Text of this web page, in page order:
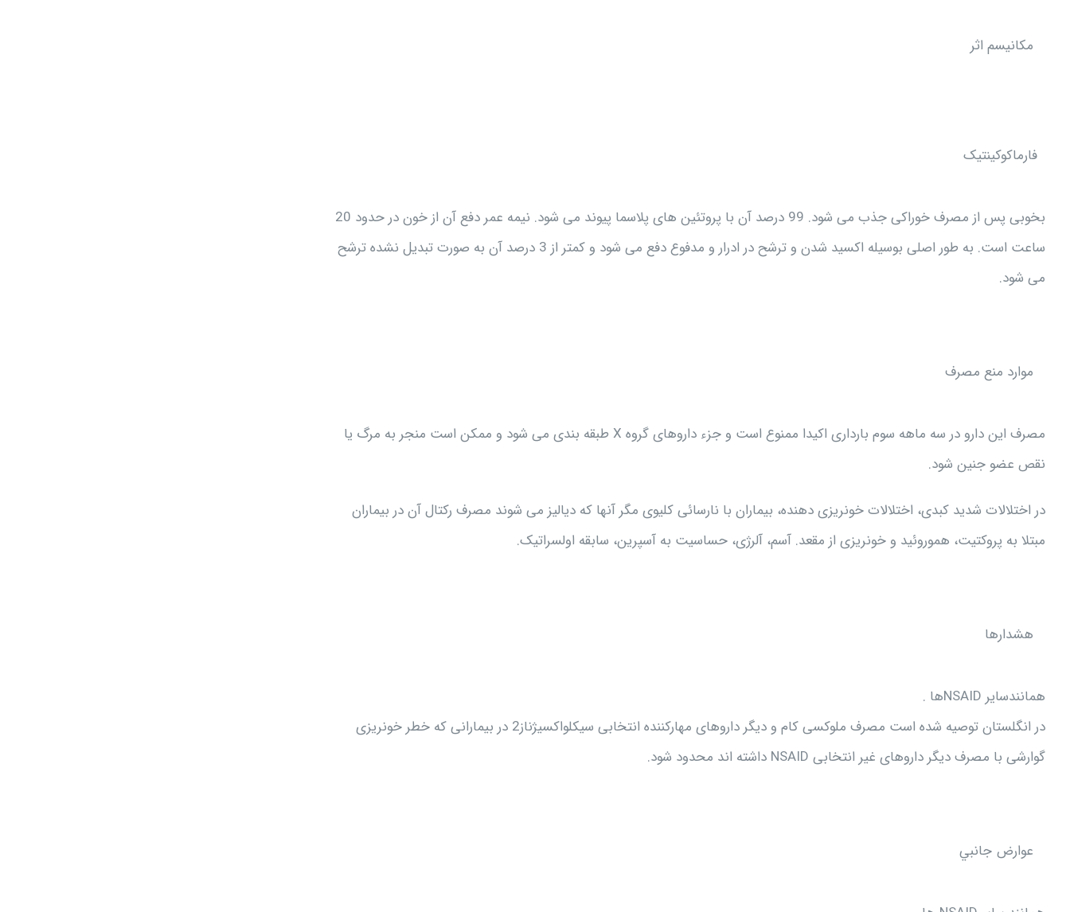
مکانیسم اثر
فارماکوکينتيک
بخوبی پس از مصرف خوراکی جذب می شود. 99 درصد آن با پروتئین های پلاسما پیوند می شود. نیمه عمر دفع آن از خون در حدود 20
ساعت است. به طور اصلی بوسیله اکسید شدن و ترشح در ادرار و مدفوع دفع می شود و کمتر از 3 درصد آن به صورت تبدیل نشده ترشح
می شود.
موارد منع مصرف
مصرف این دارو در سه ماهه سوم بارداری اکیدا ممنوع است و جزء داروهای گروه X طبقه بندی می شود و ممکن است منجر به مرگ یا
نقص عضو جنین شود.
در اختلالات شدید کبدی، اختلالات خونریزی دهنده، بیماران با نارسائی کلیوی مگر آنها که دیالیز می شوند مصرف رکتال آن در بیماران
مبتلا به پروکتیت، هموروئید و خونریزی از مقعد. آسم، آلرژی، حساسیت به آسپرین، سابقه اولسراتیک.
هشدارها
همانندسایر NSAIDها .
در انگلستان توصیه شده است مصرف ملوکسی کام و دیگر داروهای مهارکننده انتخابی سیکلواکسیژناز2 در بیمارانی که خطر خونریزی
گوارشی با مصرف دیگر داروهای غیر انتخابی NSAID داشته اند محدود شود.
عوارض جانبي